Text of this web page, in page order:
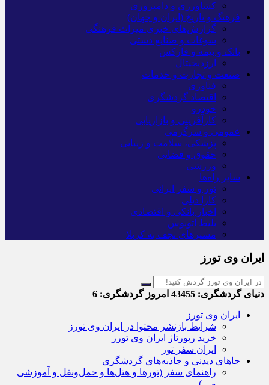
کشاورزی و دامپروری
فرهنگ و تاریخ (ایران و جهان)
گزارش‌های خبری میراث فرهنگی
سوغات و صنایع دستی
بانک و بیمه و فارکس
ارزدیجیتال
صنعت و تجارت و خدمات
فناوری
اقتصاد گردشگری
خودرو
کارآفرینی و بازاریابی
عمومی و سرگرمی
پزشکی، سلامت و زیبایی
حقوق و قضایی
ورزشی
سایر راه‌ها
تور و سفر ایرانی
کارا دیلی
اخبار بانکی و اقتصادی
بلیط اتوبوس
مسیرهای نجف به کربلا
ایران وی تورز
دنیای گردشگری: امروز گردشگری:
ایران وی تورز
شرایط بازنشر محتوا در ایران وی تورز
خرید رپورتاژ ایران وی تورز
ایران سفر تور
جاهای دیدنی و جاذبه‌های گردشگری
راهنمای سفر (تورها و هتل‌ها و حمل‌و‌نقل و آموزشی